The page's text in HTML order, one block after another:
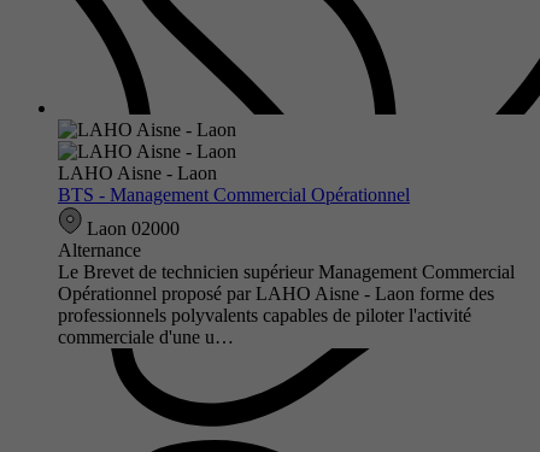
LAHO Aisne - Laon
BTS - Management Commercial Opérationnel
Laon 02000
Alternance
Le Brevet de technicien supérieur Management Commercial
Opérationnel proposé par LAHO Aisne - Laon forme des
professionnels polyvalents capables de piloter l'activité
commerciale d'une u…